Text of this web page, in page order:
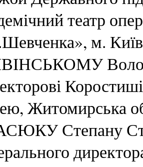
театр
м. Київ
Житомирська
Степану